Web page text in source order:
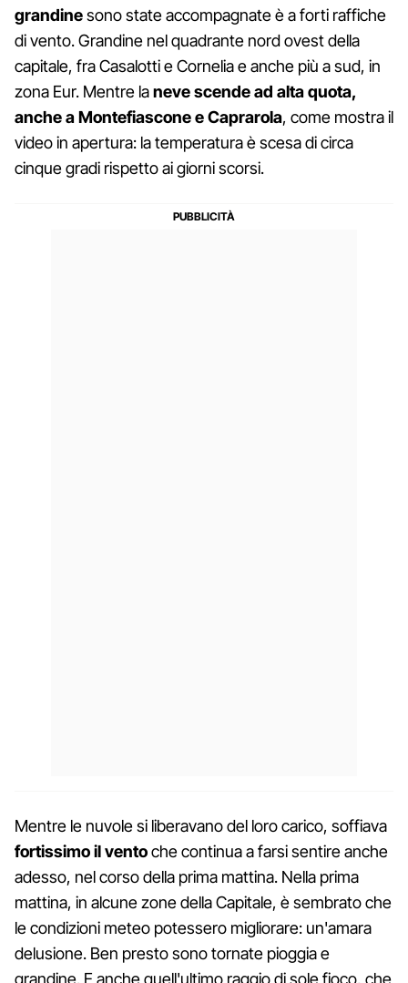
grandinesono state accompagnate è a forti raffiche
di vento. Grandine nel quadrante nord ovest della
capitale, fra Casalotti e Cornelia e anche più a sud, in
zona Eur. Mentre laneve scende ad alta quota,
anche a Montefiascone e Caprarola, come mostra il
video in apertura: la temperatura è scesa di circa
cinque gradi rispetto ai giorni scorsi.
Mentre le nuvole si liberavano del loro carico, soffiava
fortissimo il ventoche continua a farsi sentire anche
adesso, nel corso della prima mattina. Nella prima
mattina, in alcune zone della Capitale, è sembrato che
le condizioni meteo potessero migliorare: un'amara
delusione. Ben presto sono tornate pioggia e
grandine. E anche quell'ultimo raggio di sole fioco, che